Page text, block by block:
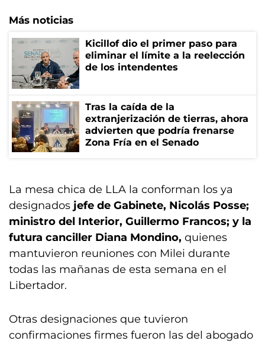
Más noticias
Kicillof dio el primer paso para
eliminar el límite a la reelección
de los intendentes
Tras la caída de la
extranjerización de tierras, ahora
advierten que podría frenarse
Zona Fría en el Senado
La mesa chica de LLA la conforman los ya
designados jefe de Gabinete, Nicolás Posse;
ministro del Interior, Guillermo Francos; y la
futura canciller Diana Mondino, quienes
mantuvieron reuniones con Milei durante
todas las mañanas de esta semana en el
Libertador.
Otras designaciones que tuvieron
confirmaciones firmes fueron las del abogado